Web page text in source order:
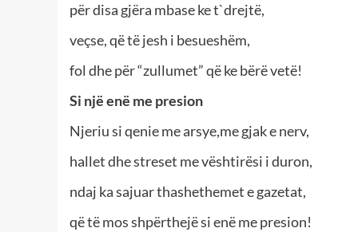
për disa gjëra mbase ke t`drejtë,
veçse, që të jesh i besueshëm,
fol dhe për “zullumet” që ke bërë vetë!
Si një enë me presion
Njeriu si qenie me arsye,me gjak e nerv,
hallet dhe streset me vështirësi i duron,
ndaj ka sajuar thashethemet e gazetat,
që të mos shpërthejë si enë me presion!